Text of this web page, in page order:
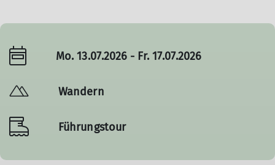
Mo. 13.07.2026 - Fr. 17.07.2026
Wandern
Führungstour